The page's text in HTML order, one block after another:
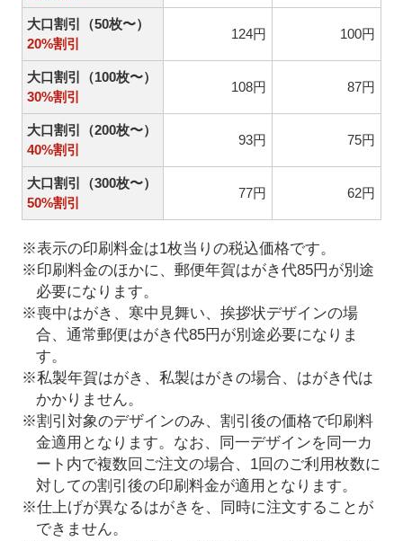
大口割引（50枚〜）
20%割引
124円 100円
大口割引（100枚〜）
30%割引
108円 87円
大口割引（200枚〜）
40%割引
93円 75円
大口割引（300枚〜）
50%割引
77円 62円
※表示の印刷料金は1枚当りの税込価格です。
※印刷料金のほかに、郵便年賀はがき代85円が別途
必要になります。
※喪中はがき、寒中見舞い、挨拶状デザインの場
合、通常郵便はがき代85円が別途必要になりま
す。
※私製年賀はがき、私製はがきの場合、はがき代は
かかりません。
※割引対象のデザインのみ、割引後の価格で印刷料
金適用となります。なお、同一デザインを同一カ
ート内で複数回ご注文の場合、1回のご利用枚数に
対しての割引後の印刷料金が適用となります。
※仕上げが異なるはがきを、同時に注文することが
できません。